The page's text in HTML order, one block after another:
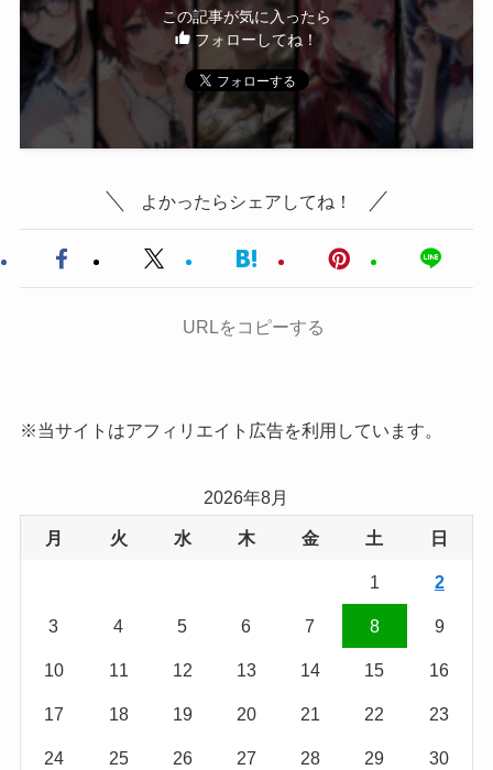
この記事が気に入ったら
フォローしてね！
よかったらシェアしてね！
URLをコピーする
※当サイトはアフィリエイト広告を利用しています。
2026年8月
月 火 水 木 金 土 日
1 2
3 4 5 6 7 8 9
10 11 12 13 14 15 16
17 18 19 20 21 22 23
24 25 26 27 28 29 30